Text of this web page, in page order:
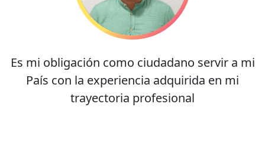
Es mi obligación como ciudadano servir a mi
País con la experiencia adquirida en mi
trayectoria profesional